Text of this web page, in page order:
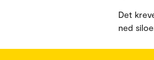
Det
ned